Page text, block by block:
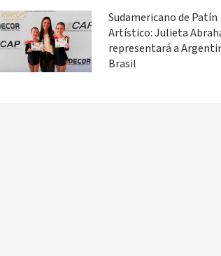
Sudamericano de Patín
Artístico: Julieta
representará a
Brasil